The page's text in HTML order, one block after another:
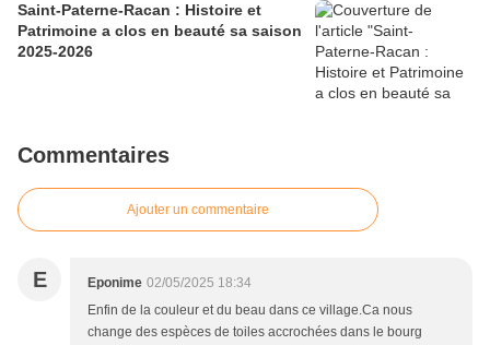
Saint-Paterne-Racan : Histoire et
Patrimoine a clos en beauté sa saison
2025-2026
Commentaires
Ajouter un commentaire
E Eponime 02/05/2025 18:34
Enfin de la couleur et du beau dans ce village.Ca nous
change des espèces de toiles accrochées dans le bourg